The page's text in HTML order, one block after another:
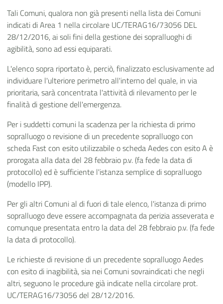
Tali Comuni, qualora non già presenti nella lista dei Comuni
indicati di Area 1 nella circolare UC/TERAG16/73056 DEL
28/12/2016, ai soli fini della gestione dei sopralluoghi di
agibilità, sono ad essi equiparati.
L'elenco sopra riportato è, perciò, finalizzato esclusivamente ad
individuare l'ulteriore perimetro all'interno del quale, in via
prioritaria, sarà concentrata l'attività di rilevamento per le
finalità di gestione dell'emergenza.
Per i suddetti comuni la scadenza per la richiesta di primo
sopralluogo o revisione di un precedente sopralluogo con
scheda Fast con esito utilizzabile o scheda Aedes con esito A è
prorogata alla data del 28 febbraio p.v. (fa fede la data di
protocollo) ed è sufficiente l'istanza semplice di sopralluogo
(modello IPP).
Per gli altri Comuni al di fuori di tale elenco, l'istanza di primo
sopralluogo deve essere accompagnata da perizia asseverata e
comunque presentata entro la data del 28 febbraio p.v. (fa fede
la data di protocollo).
Le richieste di revisione di un precedente sopralluogo Aedes
con esito di inagibilità, sia nei Comuni sovraindicati che negli
altri, seguono le procedure già indicate nella circolare prot.
UC/TERAG16/73056 del 28/12/2016.